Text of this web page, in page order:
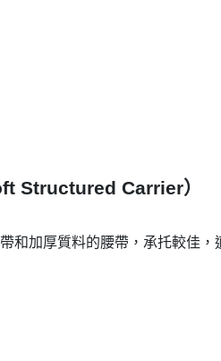
Structured Carrier）
和加厚質料的腰帶，承托較佳，